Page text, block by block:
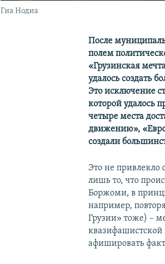
Гиа Нодиа
После
полем
«Грузинская
удалось создать
Это исключение
которой удалось
четыре места
движению»,
создали
Это не привлекло
лишь то, что
Боржоми, в
например,
Грузии» тоже) –
афишировать факт